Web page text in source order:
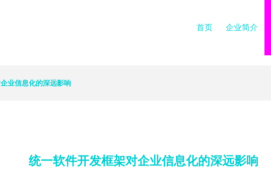
首页 企业简介
业信息化的深远影响
统一软件开发框架对企业信息化的深远影响